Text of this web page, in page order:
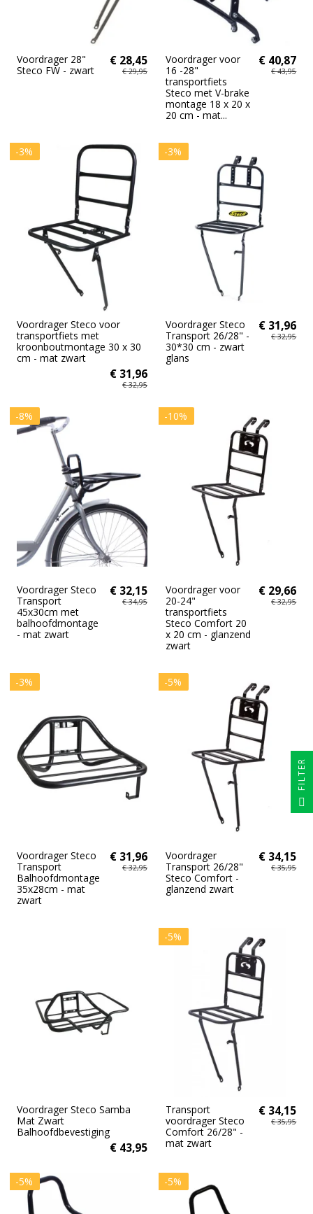
Voordrager 28"
Steco FW - zwart
€ 28,45
€ 29,95
Voordrager voor
16 -28"
transportfiets
Steco met V-brake
montage 18 x 20 x
20 cm - mat...
€ 40,87
€ 43,95
-3%
Voordrager Steco voor
transportfiets met
kroonboutmontage 30 x 30
cm - mat zwart
€ 31,96
€ 32,95
-3%
Voordrager Steco
Transport 26/28" -
30*30 cm - zwart
glans
€ 31,96
€ 32,95
-8%
Voordrager Steco
Transport
45x30cm met
balhoofdmontage
- mat zwart
€ 32,15
€ 34,95
-10%
Voordrager voor
20-24"
transportfiets
Steco Comfort 20
x 20 cm - glanzend
zwart
€ 29,66
€ 32,95
-3%
Voordrager Steco
Transport
Balhoofdmontage
35x28cm - mat
zwart
€ 31,96
€ 32,95
-5%
Voordrager
Transport 26/28"
Steco Comfort -
glanzend zwart
€ 34,15
€ 35,95
Voordrager Steco Samba
Mat Zwart
Balhoofdbevestiging
€ 43,95
-5%
Transport
voordrager Steco
Comfort 26/28" -
mat zwart
€ 34,15
€ 35,95
-5% -5%
FILTER